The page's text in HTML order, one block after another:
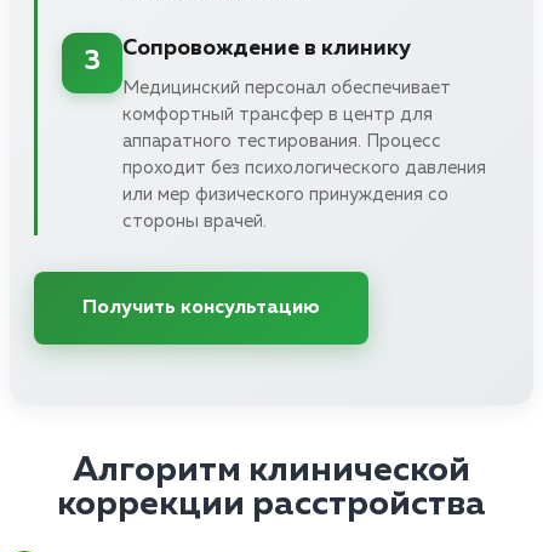
3
Сопровождение в клинику
Медицинский персонал обеспечивает
комфортный трансфер в центр для
аппаратного тестирования. Процесс
проходит без психологического давления
или мер физического принуждения со
стороны врачей.
Получить консультацию
Алгоритм клинической
коррекции расстройства